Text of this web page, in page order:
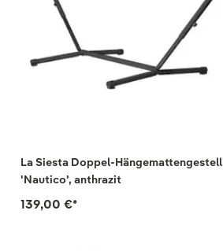
La Siesta Doppel-Hängemattengestell
'Nautico', anthrazit
139,00 €*